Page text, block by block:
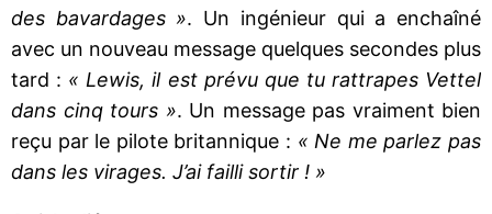
des bavardages ». Un ingénieur qui a enchaîné
avec un nouveau message quelques secondes plus
tard : « Lewis, il est prévu que tu rattrapes Vettel
dans cinq tours ». Un message pas vraiment bien
reçu par le pilote britannique : « Ne me parlez pas
dans les virages. J’ai failli sortir ! »